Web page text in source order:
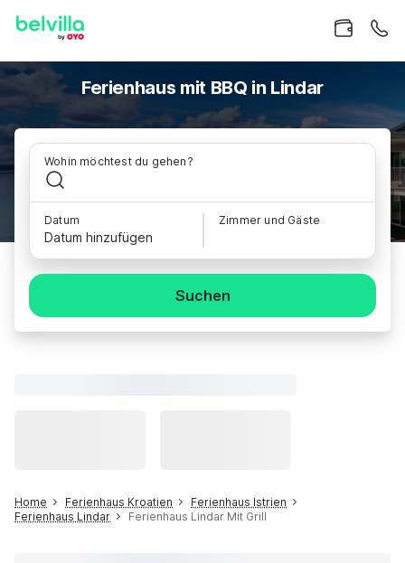
Ferienhaus mit BBQ in Lindar
Wohin möchtest du gehen?
Datum
Datum hinzufügen
Zimmer und Gäste
Suchen
Home Ferienhaus Kroatien
Ferienhaus Istrien
Ferienhaus Lindar
Ferienhaus Lindar Mit Grill